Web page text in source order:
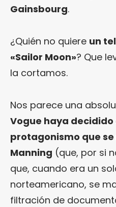
Gainsbourg.
¿Quién no quiere un
«Sailor Moon»? Que
la cortamos.
Nos parece una
Vogue haya decidido
protagonismo que
Manning (que, por si
que, cuando era un
norteamericano, se
filtración de